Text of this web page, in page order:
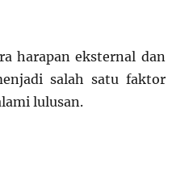
harapan eksternal dan
salah satu faktor
lulusan.